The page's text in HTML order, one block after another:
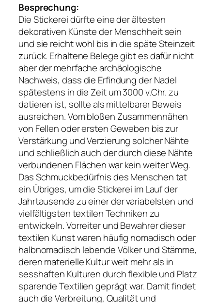
Besprechung:
Die Stickerei dürfte eine der ältesten
dekorativen Künste der Menschheit sein
und sie reicht wohl bis in die späte Steinzeit
zurück. Erhaltene Belege gibt es dafür nicht
aber der mehrfache archäologische
Nachweis, dass die Erfindung der Nadel
spätestens in die Zeit um 3000 v.Chr. zu
datieren ist, sollte als mittelbarer Beweis
ausreichen. Vom bloßen Zusammennähen
von Fellen oder ersten Geweben bis zur
Verstärkung und Verzierung solcher Nähte
und schließlich auch der durch diese Nähte
verbundenen Flächen war kein weiter Weg.
Das Schmuckbedürfnis des Menschen tat
ein Übriges, um die Stickerei im Lauf der
Jahrtausende zu einer der variabelsten und
vielfältigsten textilen Techniken zu
entwickeln. Vorreiter und Bewahrer dieser
textilen Kunst waren häufig nomadisch oder
halbnomadisch lebende Völker und Stämme,
deren materielle Kultur weit mehr als in
sesshaften Kulturen durch flexible und Platz
sparende Textilien geprägt war. Damit findet
auch die Verbreitung, Qualität und